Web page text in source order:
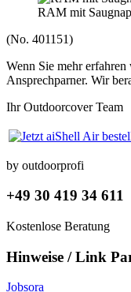
RAM mit
(No. 401151)
Wenn Sie mehr
Ansprechparner. Wir
Ihr Outdoorcover Team
by outdoorprofi
+49 30 419 34 611
Kostenlose Beratung
Hinweise / Link
Jobsora